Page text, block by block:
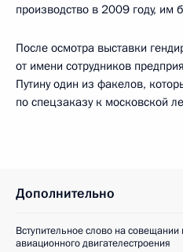
производство в 2009 году, им
После осмотра выставки
от имени сотрудников
Путину один из факелов,
по спецзаказу к московской
Дополнительно
Вступительное слово на
авиационного двигателестроения